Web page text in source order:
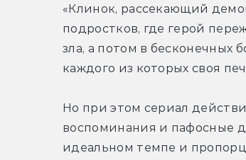
«Клинок, рассекающий
подростков, где герой
зла, а потом в бесконечных
каждого из которых своя
Но при этом сериал
воспоминания и пафосные
идеальном темпе и